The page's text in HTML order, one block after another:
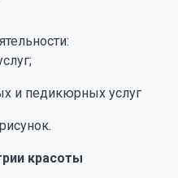
и педикюрных услуг
красоты